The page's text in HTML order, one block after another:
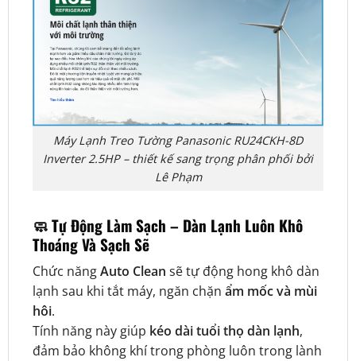
Máy Lạnh Treo Tường Panasonic RU24CKH-8D
Inverter 2.5HP – thiết kế sang trọng phân phối bởi
Lê Phạm
🧼Tự Động Làm Sạch – Dàn Lạnh Luôn Khô
Thoáng Và Sạch Sẽ
Chức năngAuto Clean sẽ tự động hong khô dàn
lạnh sau khi tắt máy, ngăn chặn ẩm mốc và mùi
hôi.
Tính năng này giúp kéo dài tuổi thọ dàn lạnh,
đảm bảo không khí trong phòng luôn trong lành